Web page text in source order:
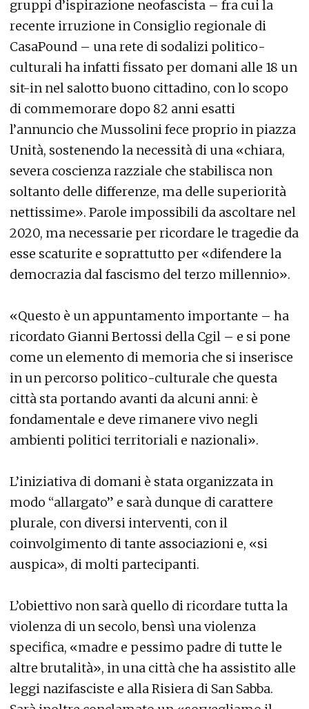
gruppi d’ispirazione neofascista – fra cui la
recente irruzione in Consiglio regionale di
CasaPound – una rete di sodalizi politico-
culturali ha infatti fissato per domani alle 18 un
sit-in nel salotto buono cittadino, con lo scopo
di commemorare dopo 82 anni esatti
l’annuncio che Mussolini fece proprio in piazza
Unità, sostenendo la necessità di una «chiara,
severa coscienza razziale che stabilisca non
soltanto delle differenze, ma delle superiorità
nettissime». Parole impossibili da ascoltare nel
2020, ma necessarie per ricordare le tragedie da
esse scaturite e soprattutto per «difendere la
democrazia dal fascismo del terzo millennio».
«Questo è un appuntamento importante – ha
ricordato Gianni Bertossi della Cgil – e si pone
come un elemento di memoria che si inserisce
in un percorso politico-culturale che questa
città sta portando avanti da alcuni anni: è
fondamentale e deve rimanere vivo negli
ambienti politici territoriali e nazionali».
L’iniziativa di domani è stata organizzata in
modo “allargato” e sarà dunque di carattere
plurale, con diversi interventi, con il
coinvolgimento di tante associazioni e, «si
auspica», di molti partecipanti.
L’obiettivo non sarà quello di ricordare tutta la
violenza di un secolo, bensì una violenza
specifica, «madre e pessimo padre di tutte le
altre brutalità», in una città che ha assistito alle
leggi nazifasciste e alla Risiera di San Sabba.